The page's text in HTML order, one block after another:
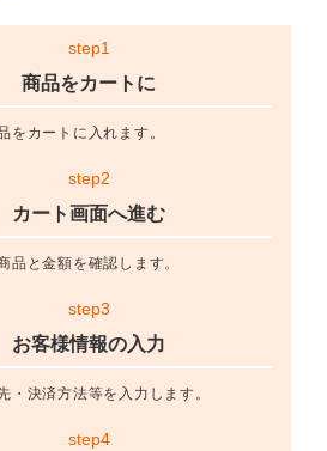
step1
商品をカートに
をカートに入れます。
step2
カート画面へ進む
品と金額を確認します。
step3
お客様情報の入力
・決済方法等を入力します。
step4